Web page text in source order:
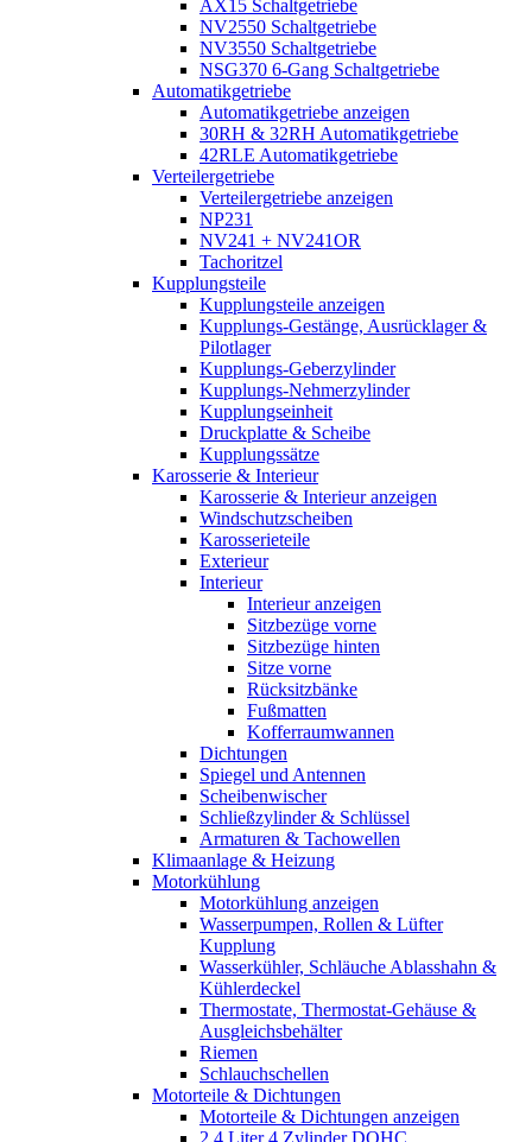
AX15 Schaltgetriebe
NV2550 Schaltgetriebe
NV3550 Schaltgetriebe
NSG370 6-Gang Schaltgetriebe
Automatikgetriebe
Automatikgetriebe anzeigen
30RH & 32RH Automatikgetriebe
42RLE Automatikgetriebe
Verteilergetriebe
Verteilergetriebe anzeigen
NP231
NV241 + NV241OR
Tachoritzel
Kupplungsteile
Kupplungsteile anzeigen
Kupplungs-Gestänge, Ausrücklager &
Pilotlager
Kupplungs-Geberzylinder
Kupplungs-Nehmerzylinder
Kupplungseinheit
Druckplatte & Scheibe
Kupplungssätze
Karosserie & Interieur
Karosserie & Interieur anzeigen
Windschutzscheiben
Karosserieteile
Exterieur
Interieur
Interieur anzeigen
Sitzbezüge vorne
Sitzbezüge hinten
Sitze vorne
Rücksitzbänke
Fußmatten
Kofferraumwannen
Dichtungen
Spiegel und Antennen
Scheibenwischer
Schließzylinder & Schlüssel
Armaturen & Tachowellen
Klimaanlage & Heizung
Motorkühlung
Motorkühlung anzeigen
Wasserpumpen, Rollen & Lüfter
Kupplung
Wasserkühler, Schläuche Ablasshahn &
Kühlerdeckel
Thermostate, Thermostat-Gehäuse &
Ausgleichsbehälter
Riemen
Schlauchschellen
Motorteile & Dichtungen
Motorteile & Dichtungen anzeigen
2,4 Liter 4 Zylinder DOHC